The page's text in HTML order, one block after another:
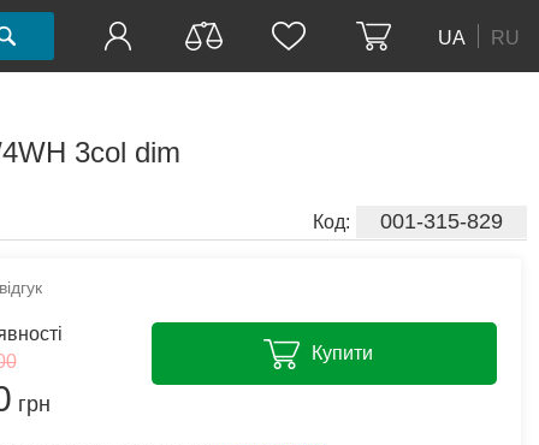
UA RU
3col dim
Код: 001-315-829
грн
Купити